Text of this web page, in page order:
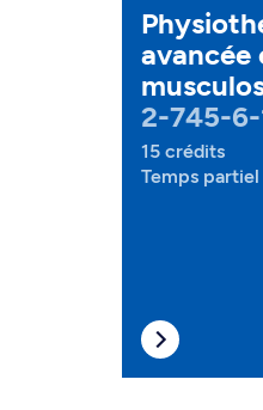
avancée
2-745-6-
15 crédits
Temps partiel